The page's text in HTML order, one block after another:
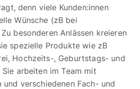
denn viele Kunden:innen
Wünsche (zB bei
besonderen Anlässen kreieren
spezielle Produkte wie zB
Hochzeits-, Geburtstags- und
arbeiten im Team mit
und verschiedenen Fach- und